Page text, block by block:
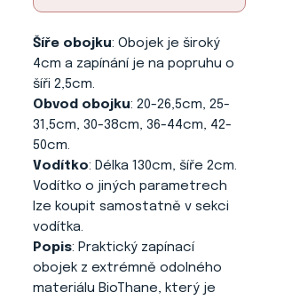
Šíře obojku: Obojek je široký
4cm a zapínání je na popruhu o
šíři 2,5cm.
Obvod obojku: 20-26,5cm, 25-
31,5cm, 30-38cm, 36-44cm, 42-
50cm.
Vodítko: Délka 130cm, šíře 2cm.
Vodítko o jiných parametrech
lze koupit samostatně v sekci
vodítka.
Popis: Praktický zapínací
obojek z extrémně odolného
materiálu BioThane, který je